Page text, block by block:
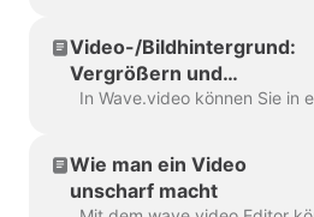
Video-/Bildhintergrund:
Vergrößern und
Verkleinern
Wie man ein Video
unscharf macht